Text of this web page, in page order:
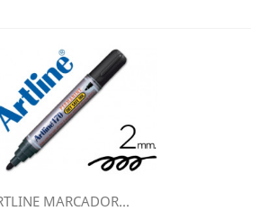
MARCADOR...